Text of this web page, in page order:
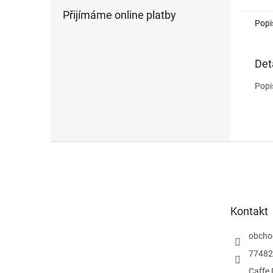
Přijímáme online platby
Kontakt